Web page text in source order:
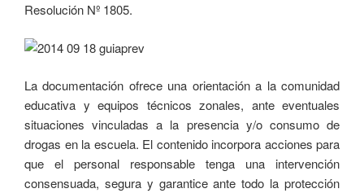
Resolución Nº 1805.
La documentación ofrece una orientación a la comunidad
educativa y equipos técnicos zonales, ante eventuales
situaciones vinculadas a la presencia y/o consumo de
drogas en la escuela. El contenido incorpora acciones para
que el personal responsable tenga una intervención
consensuada, segura y garantice ante todo la protección